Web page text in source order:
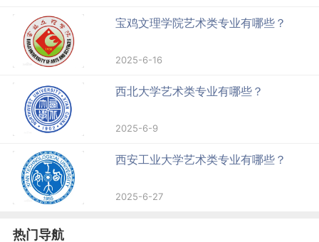
宝鸡文理学院艺术类专业有哪些？
2025-6-16
西北大学艺术类专业有哪些？
2025-6-9
西安工业大学艺术类专业有哪些？
2025-6-27
热门导航